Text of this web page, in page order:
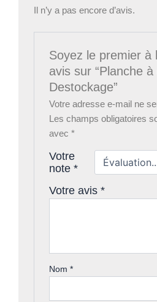
Il n’y a pas encore d’avis.
Soyez le premier à
avis sur “Planche
Destockage”
Votre adresse e-mail ne
Les champs obligatoires
avec*
Votre
note*
Votre avis*
Nom*